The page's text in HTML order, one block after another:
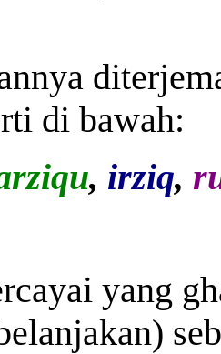
di bawah:
, irziq,
yang